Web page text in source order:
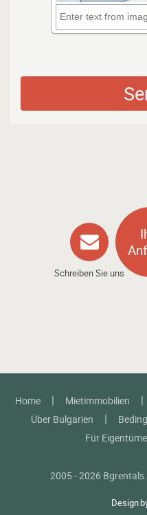
Schreiben Sie uns
Home Mietimmobilien
Über Bulgarien
Für
2005 - 2026
Design